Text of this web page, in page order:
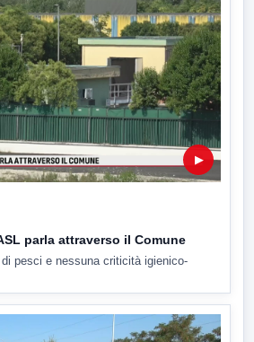
▶
parla attraverso il Comune
pesci e nessuna criticità igienico-